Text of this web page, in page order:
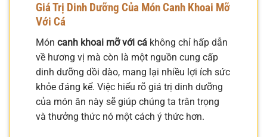
Giá Trị Dinh Dưỡng Của Món Canh Khoai Mỡ
Với Cá
Món canh khoai mỡ với cá không chỉ hấp dẫn
về hương vị mà còn là một nguồn cung cấp
dinh dưỡng dồi dào, mang lại nhiều lợi ích sức
khỏe đáng kể. Việc hiểu rõ giá trị dinh dưỡng
của món ăn này sẽ giúp chúng ta trân trọng
và thưởng thức nó một cách ý thức hơn.